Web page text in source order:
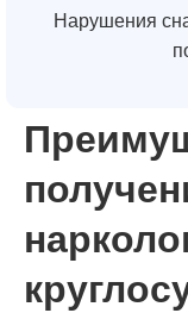
Нарушения